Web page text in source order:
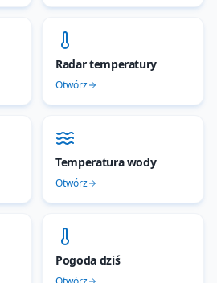
Radar temperatury
Otwórz
Temperatura wody
Otwórz
Pogoda dziś